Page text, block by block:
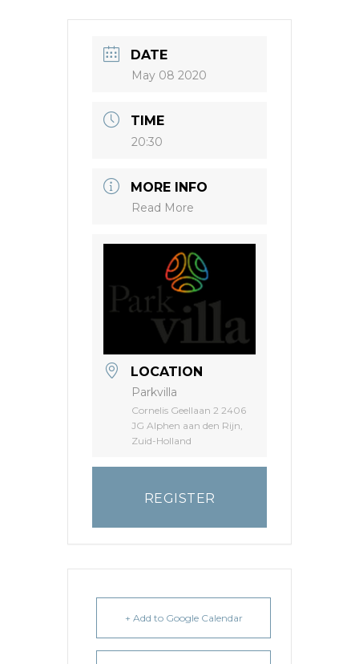
DATE
May 08 2020
TIME
20:30
MORE INFO
Read More
LOCATION
Parkvilla
Cornelis Geellaan 2 2406
JG Alphen aan den Rijn,
Zuid-Holland
REGISTER
+ Add to Google Calendar